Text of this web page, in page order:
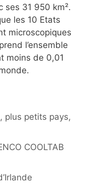
ses 31 950 km².
les 10 Etats
microscopiques
l’ensemble
moins de 0,01
, plus petits pays,
COOLTAB